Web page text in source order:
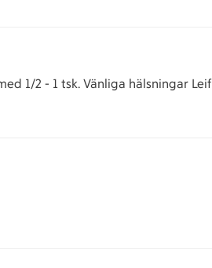
1/2 - 1 tsk. Vänliga hälsningar Leif